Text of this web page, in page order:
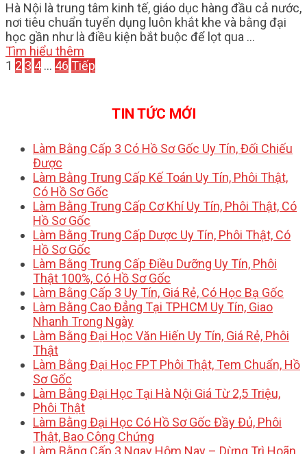
Hà Nội là trung tâm kinh tế, giáo dục hàng đầu cả nước,
nơi tiêu chuẩn tuyển dụng luôn khắt khe và bằng đại
học gần như là điều kiện bắt buộc để lọt qua …
Tìm hiểu thêm
PHÂN
1 2 3 4 … 46 Tiếp
TIN TỨC MỚI
Làm Bằng Cấp 3 Có Hồ Sơ Gốc Uy Tín, Đối Chiếu
Được
Làm Bằng Trung Cấp Kế Toán Uy Tín, Phôi Thật,
Có Hồ Sơ Gốc
Làm Bằng Trung Cấp Cơ Khí Uy Tín, Phôi Thật, Có
Hồ Sơ Gốc
Làm Bằng Trung Cấp Dược Uy Tín, Phôi Thật, Có
Hồ Sơ Gốc
Làm Bằng Trung Cấp Điều Dưỡng Uy Tín, Phôi
Thật 100%, Có Hồ Sơ Gốc
Làm Bằng Cấp 3 Uy Tín, Giá Rẻ, Có Học Bạ Gốc
Làm Bằng Cao Đẳng Tại TPHCM Uy Tín, Giao
Nhanh Trong Ngày
Làm Bằng Đại Học Văn Hiến Uy Tín, Giá Rẻ, Phôi
Thật
Làm Bằng Đại Học FPT Phôi Thật, Tem Chuẩn, Hồ
Sơ Gốc
Làm Bằng Đại Học Tại Hà Nội Giá Từ 2,5 Triệu,
Phôi Thật
Làm Bằng Đại Học Có Hồ Sơ Gốc Đầy Đủ, Phôi
Thật, Bao Công Chứng
Làm Bằng Cấp 3 Ngay Hôm Nay – Dừng Trì Hoãn